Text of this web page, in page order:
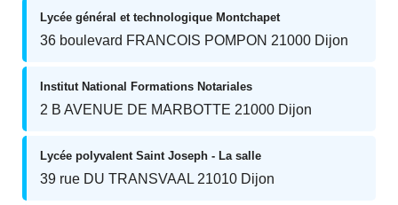
Lycée général et technologique Montchapet
36 boulevard FRANCOIS POMPON 21000 Dijon
Institut National Formations Notariales
2 B AVENUE DE MARBOTTE 21000 Dijon
Lycée polyvalent Saint Joseph - La salle
39 rue DU TRANSVAAL 21010 Dijon